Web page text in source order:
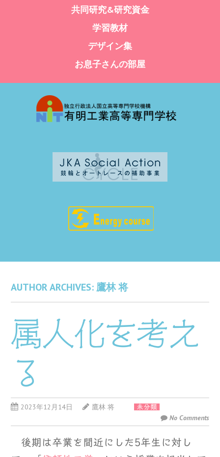
共同研究&研究資金
学習教材
デザイン集
お息子さんの部屋
AUTHOR ARCHIVES: 鷹林 将
属人化を考え
る
2023年12月14日 鷹林 将 未分類
No Comments
後期は卒業を間近にした5年生に対し